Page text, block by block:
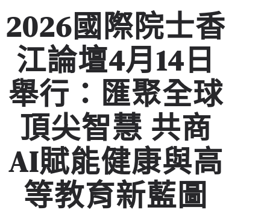
2026國際院士香
江論壇4月14日
舉行：匯聚全球
頂尖智慧 共商
AI賦能健康與高
等教育新藍圖